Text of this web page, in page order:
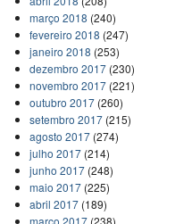
março 2018 (240)
fevereiro 2018 (247)
janeiro 2018 (253)
dezembro 2017(230)
novembro 2017(221)
outubro 2017(260)
setembro 2017(215)
agosto 2017(274)
julho 2017(214)
junho 2017(248)
maio 2017(225)
abril 2017(189)